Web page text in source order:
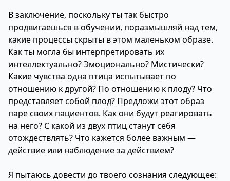
В заключение, поскольку ты так быстро
продвигаешься в обучении, поразмышляй над тем,
какие процессы скрыты в этом маленьком образе.
Как ты могла бы интерпретировать их
интеллектуально? Эмоционально? Мистически?
Какие чувства одна птица испытывает по
отношению к другой? По отношению к плоду? Что
представляет собой плод? Предложи этот образ
паре своих пациентов. Как они будут реагировать
на него? С какой из двух птиц станут себя
отождествлять? Что кажется более важным —
действие или наблюдение за действием?
Я пытаюсь довести до твоего сознания следующее: